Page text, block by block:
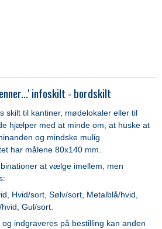
infoskilt - bordskilt
skilt til kantiner, mødelokaler eller til
hjælper med at minde om, at huske at
og mindske mulig
har målene 80x140 mm.
at vælge imellem, men
Hvid/sort, Sølv/sort, Metalblå/hvid,
Gul/sort.
indgraveres på bestilling kan anden